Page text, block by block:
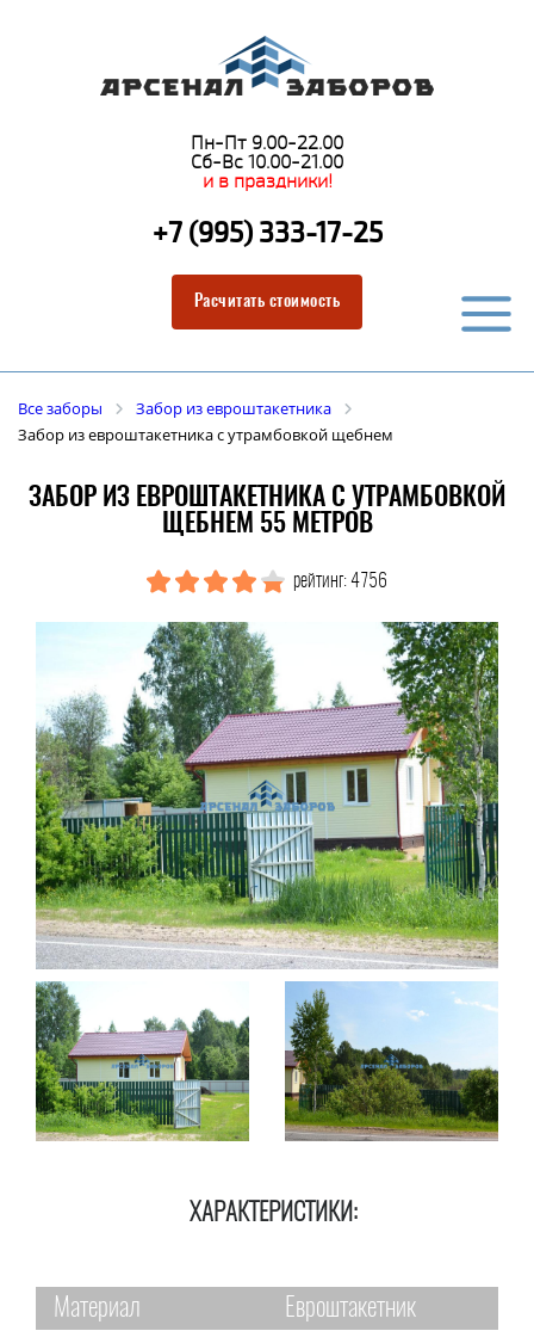
Пн-Пт 9.00-22.00
Сб-Вс 10.00-21.00
и в праздники!
+7 (995) 333-17-25
Расчитать стоимость
Все заборы
Забор из евроштакетника
Забор из евроштакетника с утрамбовкой щебнем
ЗАБОР ИЗ ЕВРОШТАКЕТНИКА С УТРАМБОВКОЙ
ЩЕБНЕМ 55 МЕТРОВ
рейтинг: 4756
ХАРАКТЕРИСТИКИ:
Материал
Евроштакетник